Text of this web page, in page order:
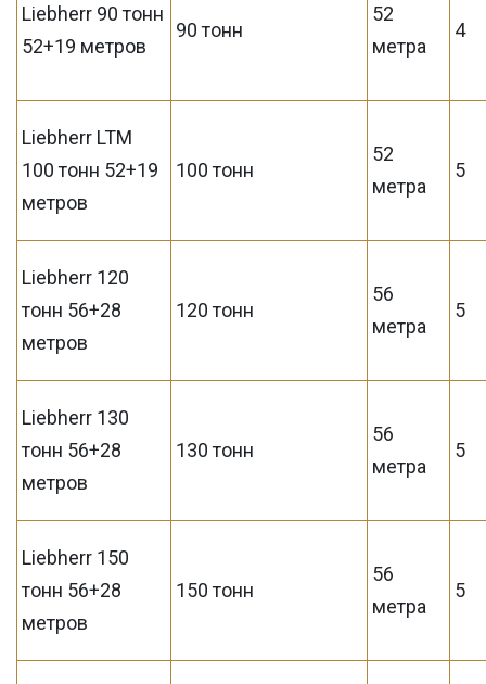
Liebherr 90 тонн
52+19 метров
90 тонн
52
метра
4
Liebherr LTM
100 тонн 52+19
метров
100 тонн
52
метра
5
Liebherr 120
тонн 56+28
метров
120 тонн
56
метра
5
Liebherr 130
тонн 56+28
метров
130 тонн
56
метра
5
Liebherr 150
тонн 56+28
метров
150 тонн
56
метра
5